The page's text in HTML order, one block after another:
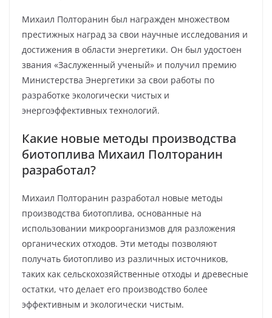
Михаил Полторанин был награжден множеством
престижных наград за свои научные исследования и
достижения в области энергетики. Он был удостоен
звания «Заслуженный ученый» и получил премию
Министерства Энергетики за свои работы по
разработке экологически чистых и
энергоэффективных технологий.
Какие новые методы производства
биотоплива Михаил Полторанин
разработал?
Михаил Полторанин разработал новые методы
производства биотоплива, основанные на
использовании микроорганизмов для разложения
органических отходов. Эти методы позволяют
получать биотопливо из различных источников,
таких как сельскохозяйственные отходы и древесные
остатки, что делает его производство более
эффективным и экологически чистым.